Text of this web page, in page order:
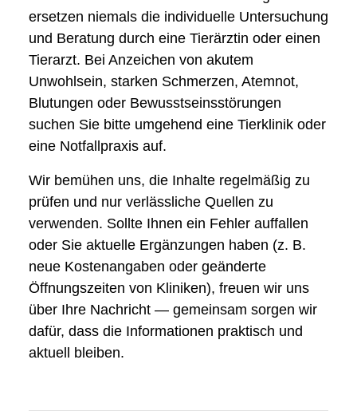
ersetzen niemals die individuelle Untersuchung
und Beratung durch eine Tierärztin oder einen
Tierarzt. Bei Anzeichen von akutem
Unwohlsein, starken Schmerzen, Atemnot,
Blutungen oder Bewusstseinsstörungen
suchen Sie bitte umgehend eine Tierklinik oder
eine Notfallpraxis auf.
Wir bemühen uns, die Inhalte regelmäßig zu
prüfen und nur verlässliche Quellen zu
verwenden. Sollte Ihnen ein Fehler auffallen
oder Sie aktuelle Ergänzungen haben (z. B.
neue Kostenangaben oder geänderte
Öffnungszeiten von Kliniken), freuen wir uns
über Ihre Nachricht — gemeinsam sorgen wir
dafür, dass die Informationen praktisch und
aktuell bleiben.